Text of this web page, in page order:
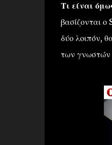
Τι είναι
βασίζονται
δύο λοιπόν,
των γνωστών